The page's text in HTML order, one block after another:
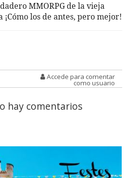
MMORPG de la vieja
¡Cómo los de antes, pero mejor!
Accede para comentar
como usuario
hay comentarios